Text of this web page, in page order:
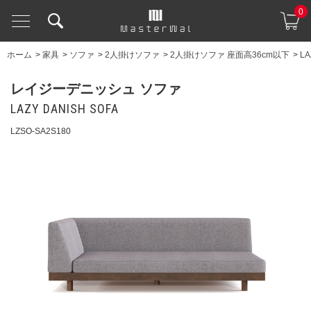
0
ホーム > 家具 > ソファ > 2人掛けソファ > 2人掛けソファ 座面高36cm以下 >
レイジーデニッシュ ソファ
LAZY DANISH SOFA
LZSO-SA2S180